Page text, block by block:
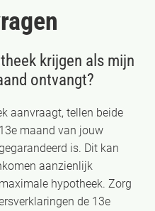
krijgen als mijn
ontvangt?
aanvraagt, tellen beide
maand van jouw
is. Dit kan
aanzienlijk
hypotheek. Zorg
de 13e